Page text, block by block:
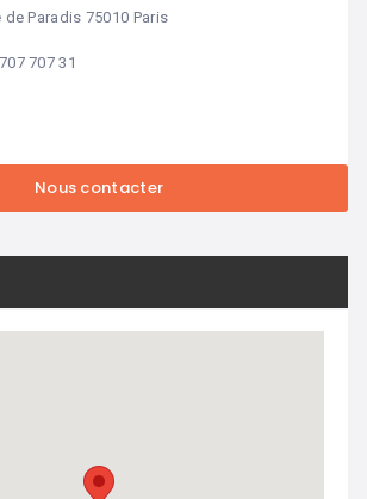
de Paradis 75010 Paris
707 31